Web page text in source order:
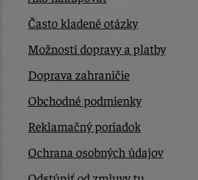
Často kladené otázky
Možnosti dopravy a platby
Doprava zahraničie
Obchodné podmienky
Reklamačný poriadok
Ochrana osobných údajov